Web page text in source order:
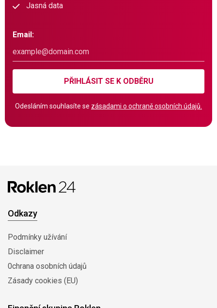
Jasná data
Email:
PŘIHLÁSIT SE K ODBĚRU
Odesláním souhlasíte se zásadami o ochraně osobních údajů.
Odkazy
Podmínky užívání
Disclaimer
0chrana osobních údajů
Zásady cookies (EU)